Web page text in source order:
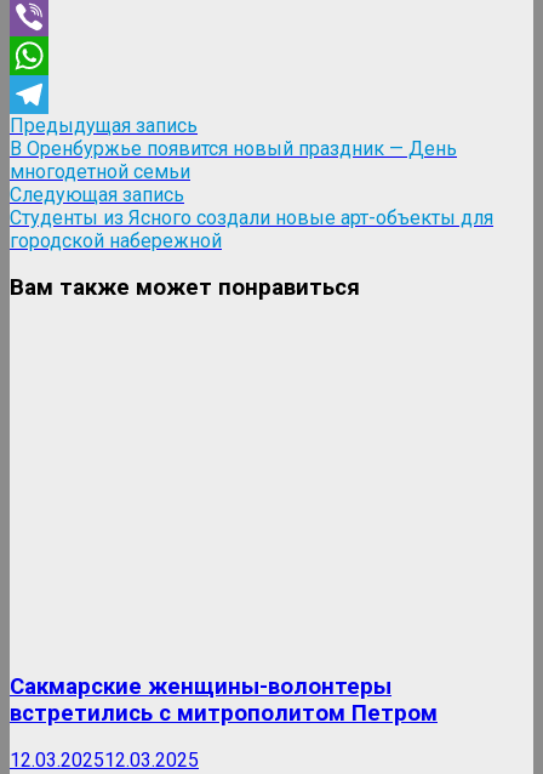
Odnoklassniki
Viber
WhatsApp
Telegram
Навигация
по
записям
Предыдущая запись
запись:
В Оренбуржье появится новый праздник — День
многодетной семьи
Следующая запись
запись:
Студенты из Ясного создали новые арт-объекты для
городской набережной
Вам также может понравиться
Сакмарские женщины-волонтеры
встретились с митрополитом Петром
12.03.202512.03.2025